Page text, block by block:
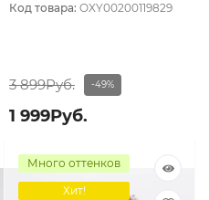
Код товара: OXY00200119829
3 899Руб. -49%
1 999Руб.
Много оттенков
Хит!